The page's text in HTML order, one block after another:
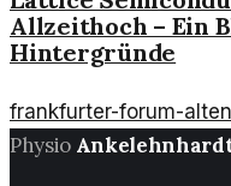
Allzeithoch – Ein
Hintergründe
frankfurter-forum-
Physio